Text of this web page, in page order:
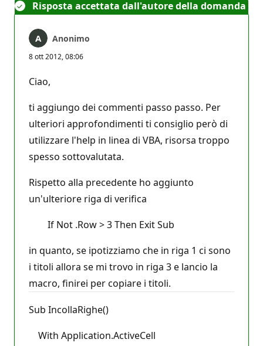
Risposta accettata dall'autore della domanda
Anonimo
8 ott 2012, 08:06
Ciao,
ti aggiungo dei commenti passo passo. Per
ulteriori approfondimenti ti consiglio però di
utilizzare l'help in linea di VBA, risorsa troppo
spesso sottovalutata.
Rispetto alla precedente ho aggiunto
un'ulteriore riga di verifica
If Not .Row > 3 Then Exit Sub
in quanto, se ipotizziamo che in riga 1 ci sono
i titoli allora se mi trovo in riga 3 e lancio la
macro, finirei per copiare i titoli.
Sub IncollaRighe()
With Application.ActiveCell